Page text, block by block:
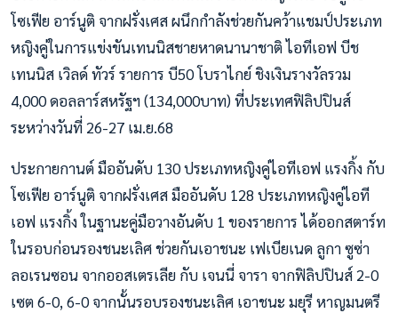
โซเฟีย อาร์นูติ จากฝรั่งเศส ผนึกกำลังช่วยกันคว้าแชมป์ประเภท
หญิงคู่ในการแข่งขันเทนนิสชายหาดนานาชาติ ไอทีเอฟ บีช
เทนนิส เวิลด์ ทัวร์ รายการ บี50 โบราไกย์ ชิงเงินรางวัลรวม
4,000 ดอลลาร์สหรัฐฯ (134,000บาท) ที่ประเทศฟิลิปปินส์
ระหว่างวันที่ 26-27 เม.ย.68
ประกายกานต์ มืออันดับ 130 ประเภทหญิงคู่ไอทีเอฟ แรงกิ้ง กับ
โซเฟีย อาร์นูติ จากฝรั่งเศส มืออันดับ 128 ประเภทหญิงคู่ไอที
เอฟ แรงกิ้ง ในฐานะคู่มือวางอันดับ 1 ของรายการ ได้ออกสตาร์ท
ในรอบก่อนรองชนะเลิศ ช่วยกันเอาชนะ เฟเบียเนด ลูกา ซูซ่า
ลอเรนซอน จากออสเตรเลีย กับ เจนนี่ จารา จากฟิลิปปินส์ 2-0
เซต 6-0, 6-0 จากนั้นรอบรองชนะเลิศ เอาชนะ มยุรี หาญมนตรี